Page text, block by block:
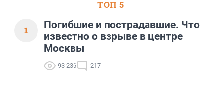
ТОП 5
1
Погибшие и пострадавшие. Что
известно о взрыве в центре
Москвы
93 236 217